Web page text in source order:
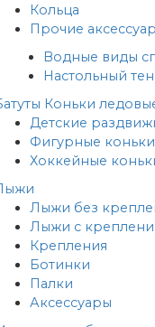
Кольца
Прочие
Водные виды
Настольный
Коньки
Детские
Фигурные коньки
Хоккейные
Лыжи без
Лыжи с
Крепления
Ботинки
Палки
Аксессуары